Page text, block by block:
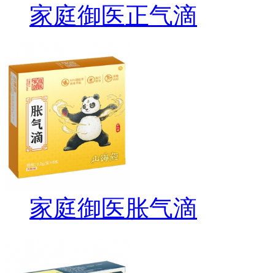
家庭御医正气滴
家庭御医胀气滴